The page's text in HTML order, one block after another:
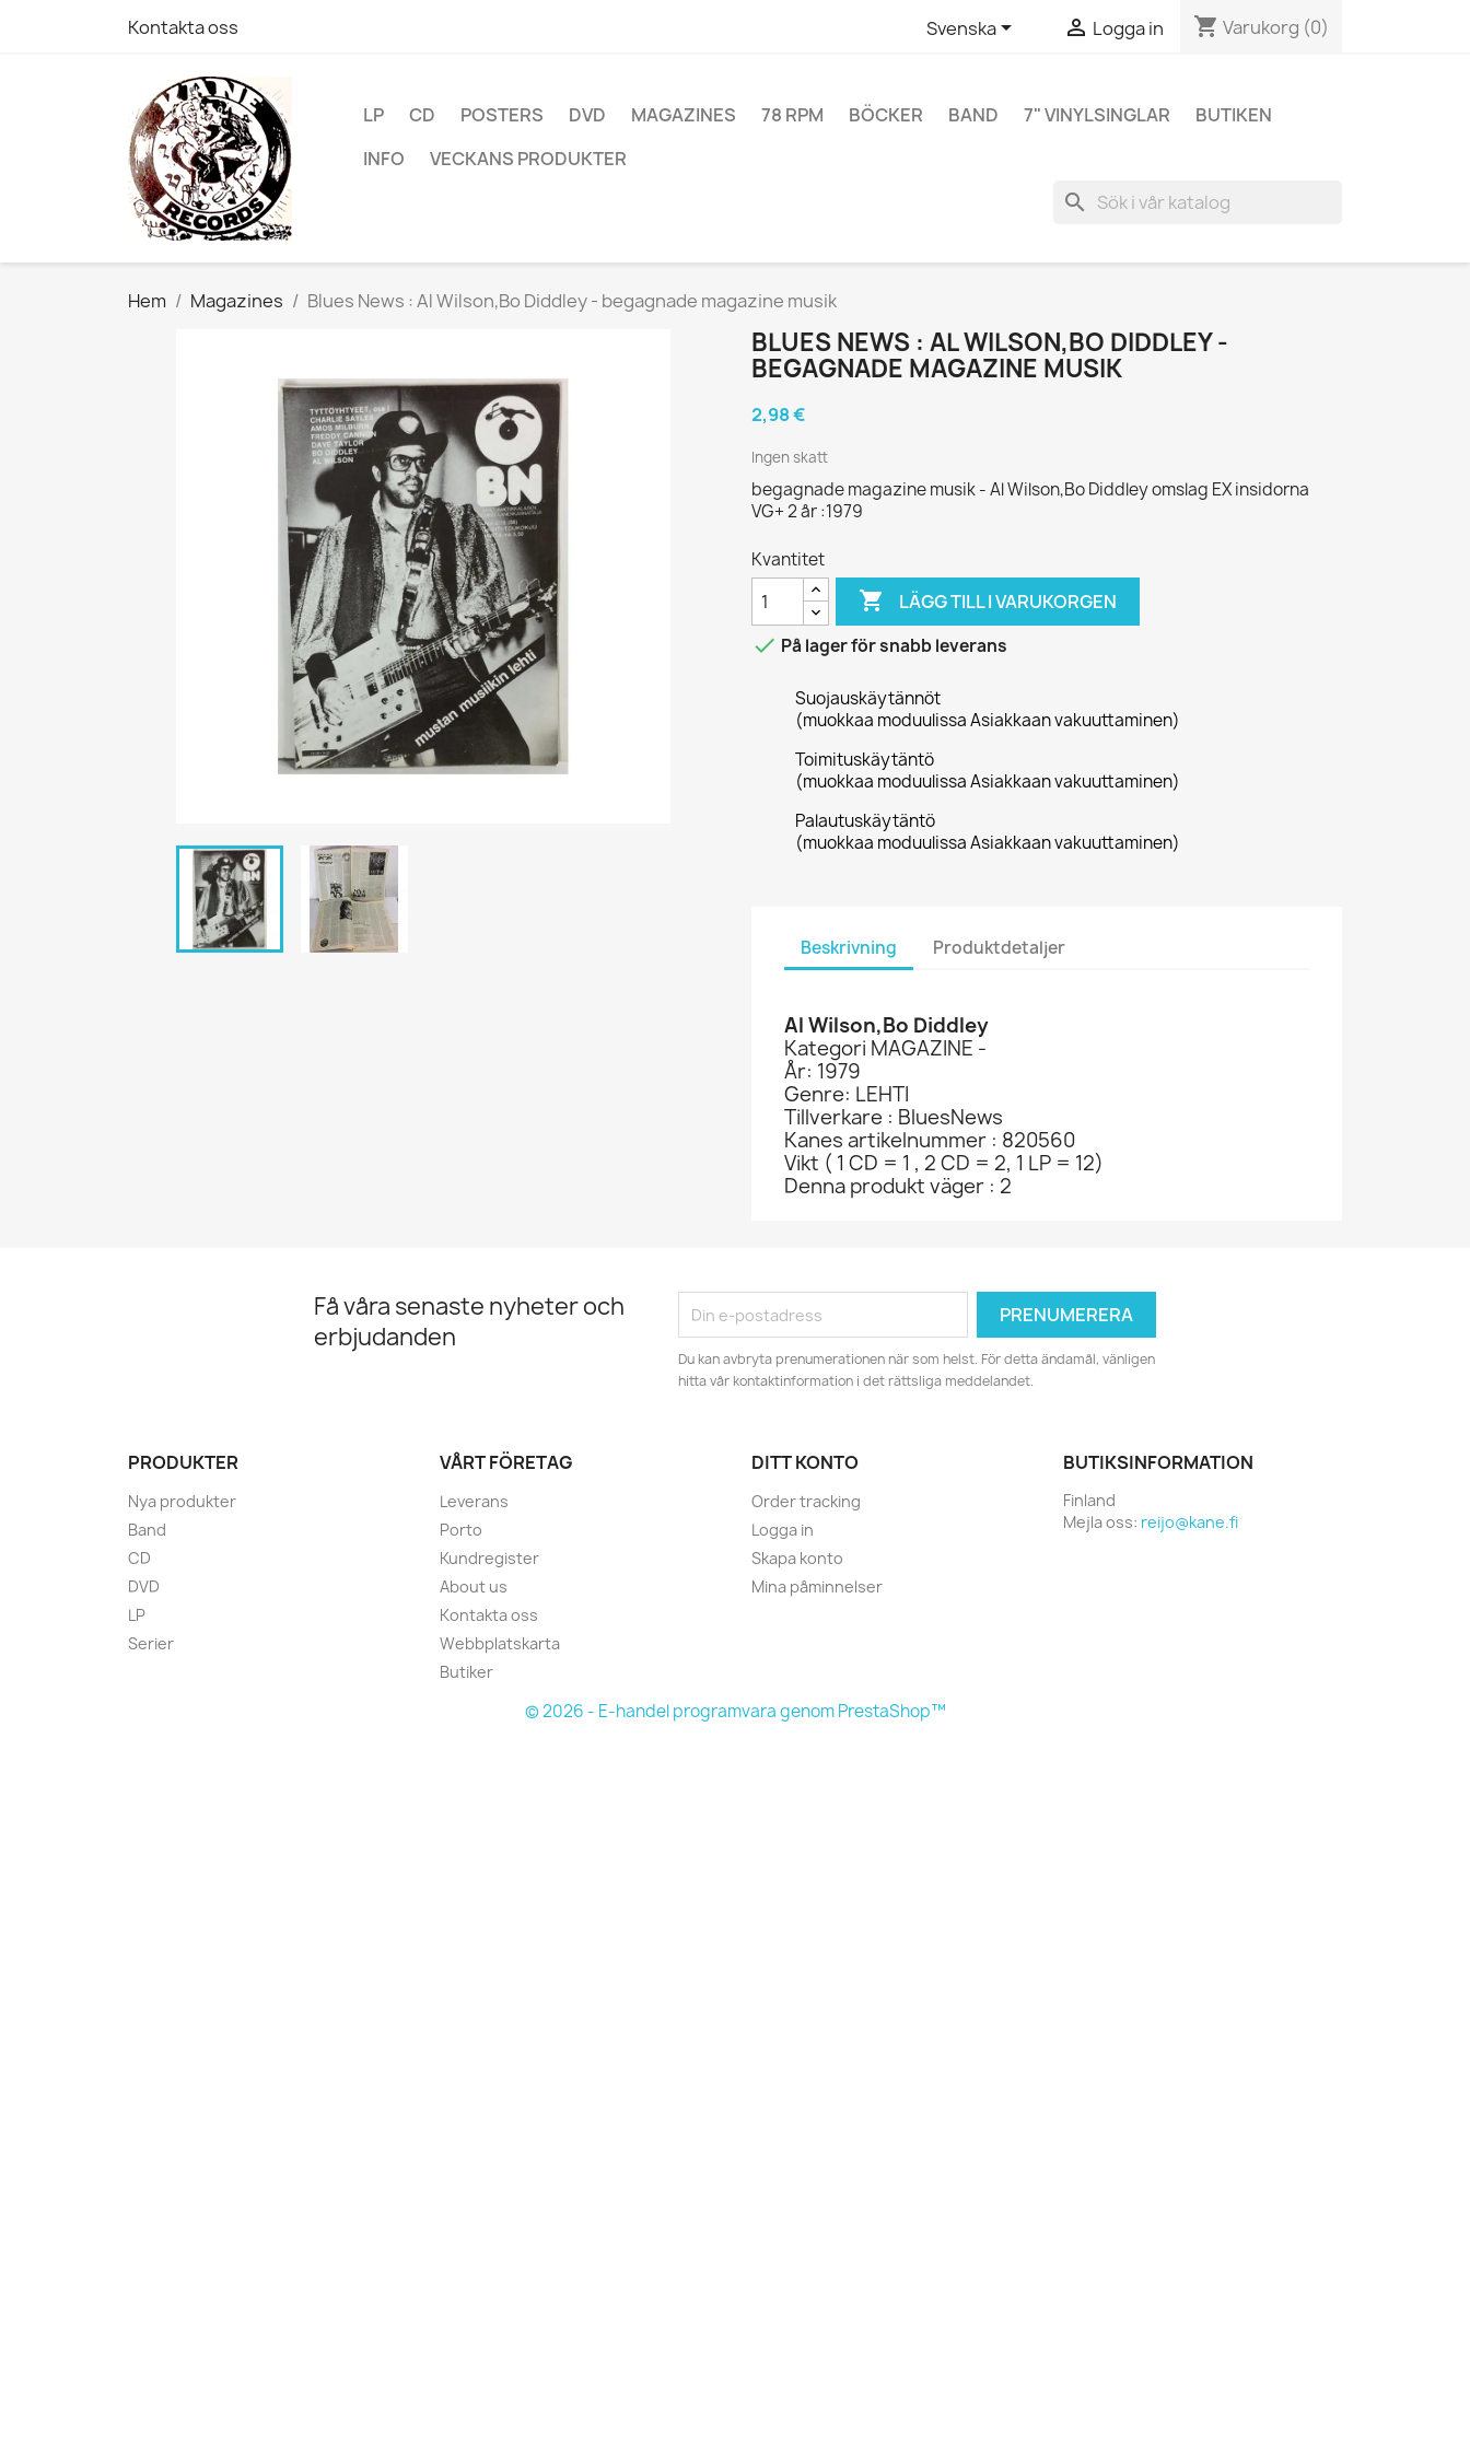
Kontakta oss Svenska  Logga in shopping_cart Varukorg (0)
LP CD POSTERS DVD MAGAZINES 78 RPM BÖCKER BAND 7" VINYLSINGLAR
BUTIKEN
INFO
VECKANS PRODUKTER
search
Hem Magazines Blues News : Al Wilson,Bo Diddley - begagnade magazine musik
BLUES NEWS : AL WILSON,BO DIDDLEY -
BEGAGNADE MAGAZINE MUSIK
2,98 €
Ingen skatt
begagnade magazine musik - Al Wilson,Bo Diddley omslag EX insidorna
VG+ 2 år :1979
Kvantitet
 LÄGG TILL I VARUKORGEN
 På lager för snabb leverans
Suojauskäytännöt
(muokkaa moduulissa Asiakkaan vakuuttaminen)
Toimituskäytäntö
(muokkaa moduulissa Asiakkaan vakuuttaminen)
Palautuskäytäntö
(muokkaa moduulissa Asiakkaan vakuuttaminen)
Beskrivning Produktdetaljer
Al Wilson,Bo Diddley
Kategori MAGAZINE -
År: 1979
Genre: LEHTI
Tillverkare : BluesNews
Kanes artikelnummer : 820560
Vikt ( 1 CD = 1 , 2 CD = 2, 1 LP = 12)
Denna produkt väger : 2
Få våra senaste nyheter och
erbjudanden
Du kan avbryta prenumerationen när som helst. För detta ändamål, vänligen
hitta vår kontaktinformation i det rättsliga meddelandet.
PRODUKTER
Nya produkter
Band
CD
DVD
LP
Serier
VÅRT FÖRETAG
Leverans
Porto
Kundregister
About us
Kontakta oss
Webbplatskarta
Butiker
DITT KONTO
Order tracking
Logga in
Skapa konto
Mina påminnelser
BUTIKSINFORMATION
Finland
Mejla oss: reijo@kane.fi
© 2026 - E-handel programvara genom PrestaShop™